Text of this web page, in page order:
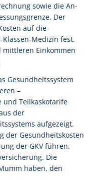
sowie die An-
Der
auf die
Medizin fest.
Einkommen
Gesundheitssystem
–
und Teilkaskotarife
der
aufgezeigt.
der Gesundheitskosten
der GKV führen.
Die
haben, den